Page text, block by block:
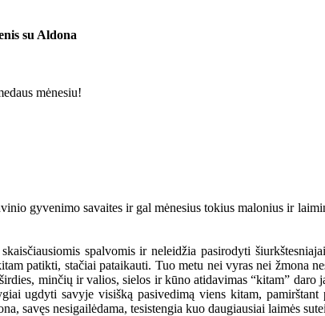
su Aldona
mėnesiu!
gyvenimo savaites ir gal mėnesius tokius malonius ir
spalvomis ir neleidžia pasirodyti
patikti, stačiai pataikauti. Tuo metu nei vyras nei žmona
minčių ir valios, sielos ir kūno atidavimas “kitam” daro
ugdyti savyje visišką pasivedimą viens kitam,
savęs nesigailėdama, tesistengia kuo daugiausiai laimės